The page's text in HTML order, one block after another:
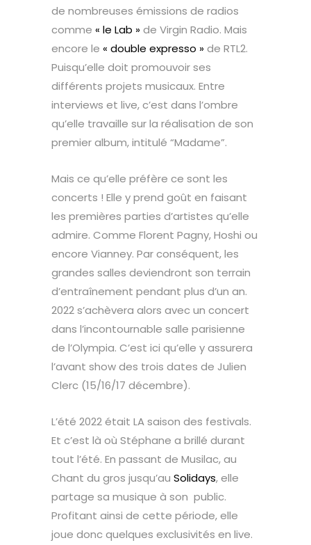
de nombreuses émissions de radios
comme « le Lab »de Virgin Radio. Mais
encore le « double expresso »de RTL2.
Puisqu’elle doit promouvoir ses
différents projets musicaux. Entre
interviews et live, c’est dans l’ombre
qu’elle travaille sur la réalisation de son
premier album, intitulé “Madame”.
Mais ce qu’elle préfère ce sont les
concerts ! Elle y prend goût en faisant
les premières parties d’artistes qu’elle
admire. Comme Florent Pagny, Hoshi ou
encore Vianney. Par conséquent, les
grandes salles deviendront son terrain
d’entraînement pendant plus d’un an.
2022 s’achèvera alors avec un concert
dans l’incontournable salle parisienne
de l’Olympia. C’est ici qu’elle y assurera
l’avant show des trois dates de Julien
Clerc (15/16/17 décembre).
L’été 2022 était LA saison des festivals.
Et c’est là où Stéphane a brillé durant
tout l’été. En passant de Musilac, au
Chant du gros jusqu’au Solidays, elle
partage sa musique à son public.
Profitant ainsi de cette période, elle
joue donc quelques exclusivités en live.